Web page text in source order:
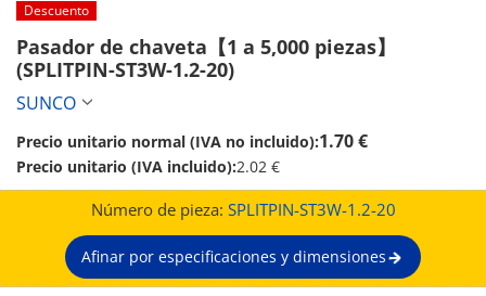
Descuento
Pasador de chaveta【1 a 5,000 piezas】
(SPLITPIN-ST3W-1.2-20)
SUNCO
Precio unitario normal (IVA no incluido):1.70 €
Precio unitario (IVA incluido):2.02 €
Número de pieza: SPLITPIN-ST3W-1.2-20
Afinar por especificaciones y dimensiones